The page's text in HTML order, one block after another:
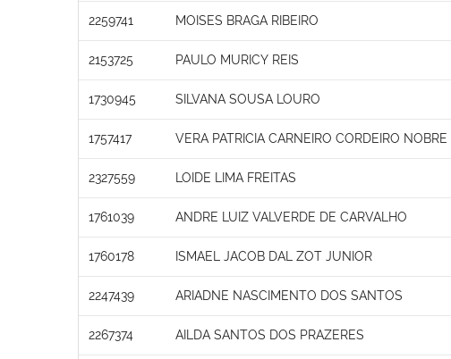
2259741 MOISES BRAGA RIBEIRO
2153725 PAULO MURICY REIS
1730945 SILVANA SOUSA LOURO
1757417 VERA PATRICIA CARNEIRO CORDEIRO NOBRE
2327559 LOIDE LIMA FREITAS
1761039 ANDRE LUIZ VALVERDE DE CARVALHO
1760178 ISMAEL JACOB DAL ZOT JUNIOR
2247439 ARIADNE NASCIMENTO DOS SANTOS
2267374 AILDA SANTOS DOS PRAZERES